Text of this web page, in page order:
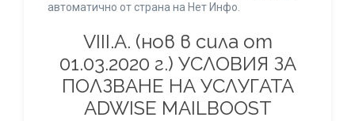
автоматично от страна на Нет Инфо.
VIII.A. (нов в сила от
01.03.2020 г.) УСЛОВИЯ ЗА
ПОЛЗВАНЕ НА УСЛУГАТА
ADWISE MAILBOOST